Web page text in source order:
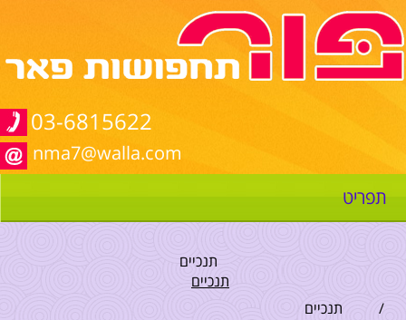
03-6815622
nma7@walla.com
תפריט
תנכיים
תנכיים
/
תנכיים